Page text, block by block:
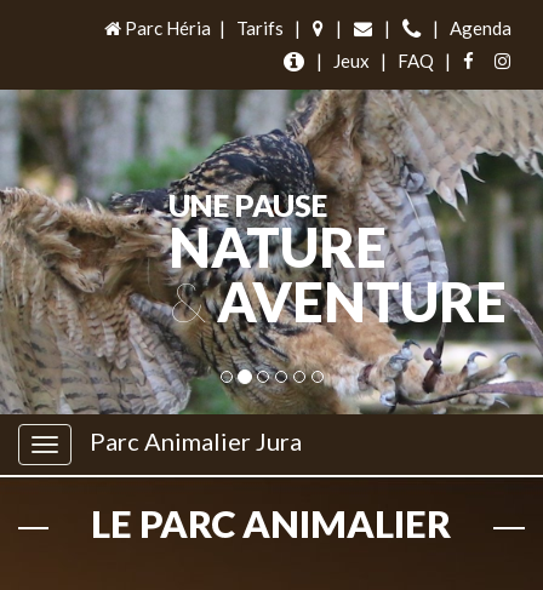
Parc Héria | Tarifs | | | |
Agenda
|
Jeux | FAQ |
UNE PAUSE
NATURE
&AVENTURE
Parc Animalier Jura
LE PARC ANIMALIER